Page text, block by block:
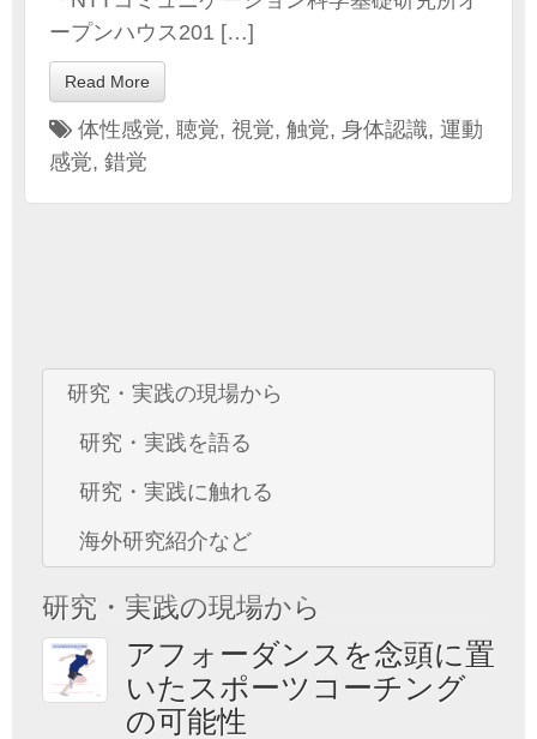
研究・実践の現場から
研究・実践を語る
研究・実践に触れる
海外研究紹介など
研究・実践の現場から
アフォーダンスを念頭に置
いたスポーツコーチング
の可能性
ープンハウス201 […]
Read More
体性感覚, 聴覚, 視覚, 触覚, 身体認識, 運動
感覚, 錯覚